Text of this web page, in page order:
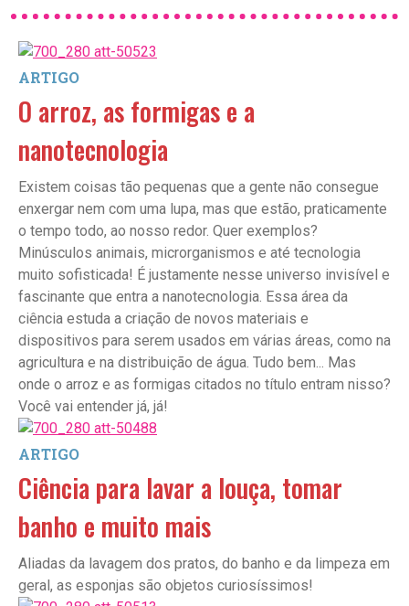
ARTIGO
O arroz, as formigas e a
nanotecnologia
Existem coisas tão pequenas que a gente não consegue
enxergar nem com uma lupa, mas que estão, praticamente
o tempo todo, ao nosso redor. Quer exemplos?
Minúsculos animais, microrganismos e até tecnologia
muito sofisticada! É justamente nesse universo invisível e
fascinante que entra a nanotecnologia. Essa área da
ciência estuda a criação de novos materiais e
dispositivos para serem usados em várias áreas, como na
agricultura e na distribuição de água. Tudo bem... Mas
onde o arroz e as formigas citados no título entram nisso?
Você vai entender já, já!
ARTIGO
Ciência para lavar a louça, tomar
banho e muito mais
Aliadas da lavagem dos pratos, do banho e da limpeza em
geral, as esponjas são objetos curiosíssimos!